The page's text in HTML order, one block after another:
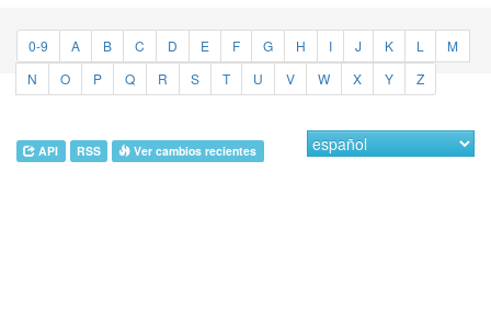
0-9 A B C D E F G H I J K L
M
N
O P Q R S T U V W X Y Z
API RSS Ver cambios recientes